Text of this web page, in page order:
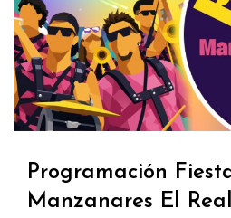
Programación
Manzanares El